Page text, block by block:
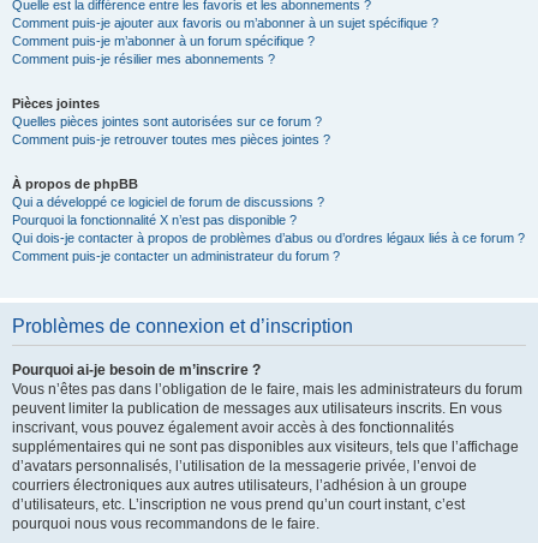
Quelle est la différence entre les favoris et les abonnements ?
Comment puis-je ajouter aux favoris ou m’abonner à un sujet spécifique ?
Comment puis-je m’abonner à un forum spécifique ?
Comment puis-je résilier mes abonnements ?
Pièces jointes
Quelles pièces jointes sont autorisées sur ce forum ?
Comment puis-je retrouver toutes mes pièces jointes ?
À propos de phpBB
Qui a développé ce logiciel de forum de discussions ?
Pourquoi la fonctionnalité X n’est pas disponible ?
Qui dois-je contacter à propos de problèmes d’abus ou d’ordres légaux liés à ce forum ?
Comment puis-je contacter un administrateur du forum ?
Problèmes de connexion et d’inscription
Pourquoi ai-je besoin de m’inscrire ?
Vous n’êtes pas dans l’obligation de le faire, mais les administrateurs du forum
peuvent limiter la publication de messages aux utilisateurs inscrits. En vous
inscrivant, vous pouvez également avoir accès à des fonctionnalités
supplémentaires qui ne sont pas disponibles aux visiteurs, tels que l’affichage
d’avatars personnalisés, l’utilisation de la messagerie privée, l’envoi de
courriers électroniques aux autres utilisateurs, l’adhésion à un groupe
d’utilisateurs, etc. L’inscription ne vous prend qu’un court instant, c’est
pourquoi nous vous recommandons de le faire.